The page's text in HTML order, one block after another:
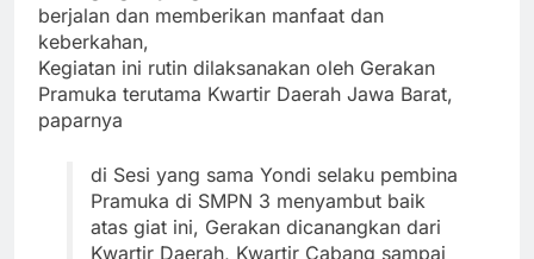
berjalan dan memberikan manfaat dan
keberkahan,
Kegiatan ini rutin dilaksanakan oleh Gerakan
Pramuka terutama Kwartir Daerah Jawa Barat,
paparnya
di Sesi yang sama Yondi selaku pembina
Pramuka di SMPN 3 menyambut baik
atas giat ini, Gerakan dicanangkan dari
Kwartir Daerah, Kwartir Cabang sampai